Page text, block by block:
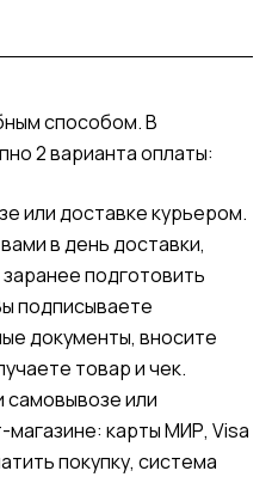
способом. В
2 варианта оплаты:
или доставке курьером.
в день доставки,
подготовить
подписываете
документы, вносите
товар и чек.
самовывозе или
карты МИР, Visa
покупку, система